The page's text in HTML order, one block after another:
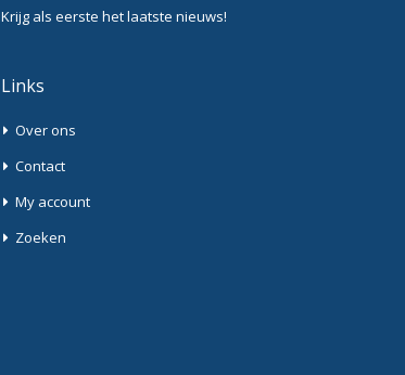
Krijg als eerste het laatste nieuws!
Links
Over ons
Contact
My account
Zoeken